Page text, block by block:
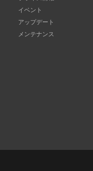
イベント
アップデート
メンテナンス